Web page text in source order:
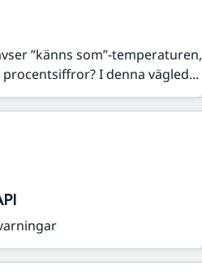
”känns som”-temperaturen,
I denna vägled...